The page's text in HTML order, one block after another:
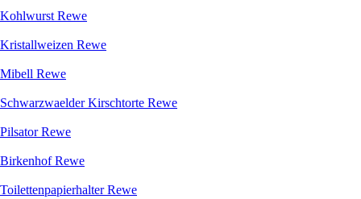
Kohlwurst Rewe
Kristallweizen Rewe
Mibell Rewe
Schwarzwaelder Kirschtorte Rewe
Pilsator Rewe
Birkenhof Rewe
Toilettenpapierhalter Rewe